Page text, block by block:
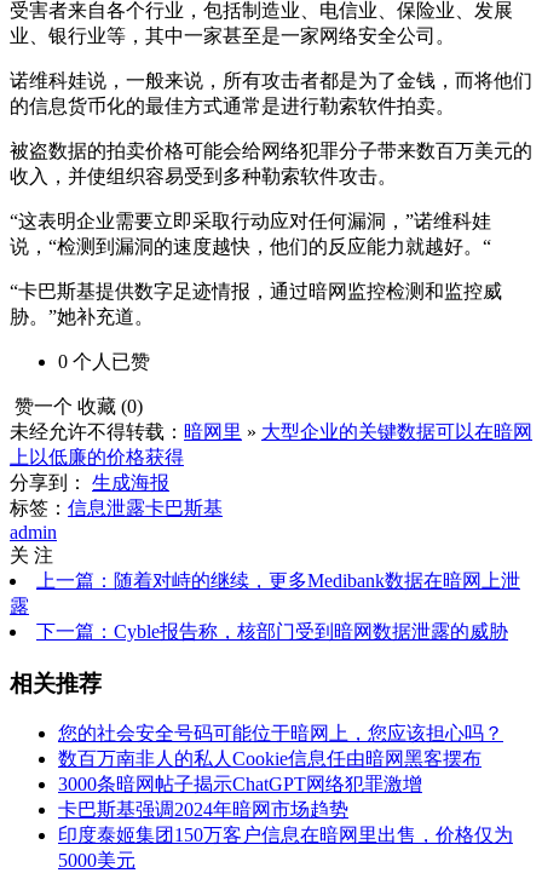
受害者来自各个行业，包括制造业、电信业、保险业、发展
业、银行业等，其中一家甚至是一家网络安全公司。
诺维科娃说，一般来说，所有攻击者都是为了金钱，而将他们
的信息货币化的最佳方式通常是进行勒索软件拍卖。
被盗数据的拍卖价格可能会给网络犯罪分子带来数百万美元的
收入，并使组织容易受到多种勒索软件攻击。
“这表明企业需要立即采取行动应对任何漏洞，”诺维科娃
说，“检测到漏洞的速度越快，他们的反应能力就越好。“
“卡巴斯基提供数字足迹情报，通过暗网监控检测和监控威
胁。”她补充道。
0 个人 已赞
赞一个 收藏 (0)
未经允许不得转载： 暗网里 » 大型企业的关键数据可以在暗网
上以低廉的价格获得
分享到：
生成海报
标签： 信息泄露卡巴斯基
admin
关 注
上一篇：随着对峙的继续，更多Medibank数据在暗网上泄
露
下一篇：Cyble报告称，核部门受到暗网数据泄露的威胁
相关推荐
您的社会安全号码可能位于暗网上，您应该担心吗？
数百万南非人的私人Cookie信息任由暗网黑客摆布
3000条暗网帖子揭示ChatGPT网络犯罪激增
卡巴斯基强调2024年暗网市场趋势
印度泰姬集团150万客户信息在暗网里出售，价格仅为
5000美元